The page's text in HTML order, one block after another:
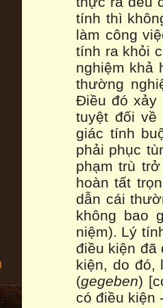
tính thì
làm công
tính ra khỏi
nghiệm khả
thường
Điều đó xảy
tuyệt đối về
giác tính
phải phục
phạm trù
hoàn tất
dẫn cái
không bao
niệm). Lý
điều kiện đã
kiện, do đó,
(gegeben)
có điều kiện